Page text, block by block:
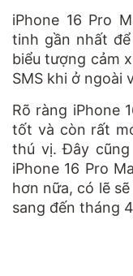
iPhone 16 Pro
tinh gần nhất
biểu tượng cảm
SMS khi ở ngoài
Rõ ràng iPhone
tốt và còn rất
thú vị. Đây
iPhone 16 Pro
hơn nữa, có lẽ
sang đến tháng